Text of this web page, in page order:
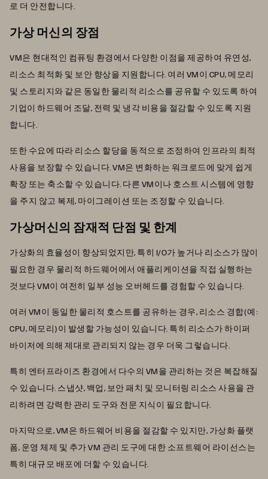
로 더 안전합니다.
가상 머신의 장점
VM은 현대적인 컴퓨팅 환경에서 다양한 이점을 제공하여 유연성,
리소스 최적화 및 보안 향상을 지원합니다. 여러 VM이 CPU, 메모리
및 스토리지와 같은 동일한 물리적 리소스를 공유할 수 있도록 하여
기업이 하드웨어 조달, 전력 및 냉각 비용을 절감할 수 있도록 지원
합니다.
또한 수요에 따라 리소스 할당을 동적으로 조정하여 인프라의 최적
사용을 보장할 수 있습니다. VM은 변화하는 워크로드에 맞게 쉽게
확장 또는 축소할 수 있습니다. 다른 VM이나 호스트 시스템에 영향
을 주지 않고 복제, 마이그레이션 또는 조정할 수 있습니다.
가상머신의 잠재적 단점 및 한계
가상화의 효율성이 향상되었지만, 특히 I/O가 높거나 리소스가 많이
필요한 경우 물리적 하드웨어에서 애플리케이션을 직접 실행하는
것보다 VM이 여전히 일부 성능 오버헤드를 경험할 수 있습니다.
여러 VM이 동일한 물리적 호스트를 공유하는 경우, 리소스 경합(예:
CPU, 메모리)이 발생할 가능성이 있습니다. 특히 리소스가 하이퍼
바이저에 의해 제대로 관리되지 않는 경우 더욱 그렇습니다.
특히 엔터프라이즈 환경에서 다수의 VM을 관리하는 것은 복잡해질
수 있습니다. 스냅샷, 백업, 보안 패치 및 모니터링 리소스 사용을 관
리하려면 강력한 관리 도구와 전문 지식이 필요합니다.
마지막으로, VM은 하드웨어 비용을 절감할 수 있지만, 가상화 플랫
폼, 운영 체제 및 추가 VM 관리 도구에 대한 소프트웨어 라이선스는
특히 대규모 배포에 더할 수 있습니다.